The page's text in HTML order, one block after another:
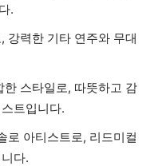
.
강력한 기타 연주와 무대
스타일로, 따뜻하고 감
트입니다.
로 아티스트로, 리드미컬
다.